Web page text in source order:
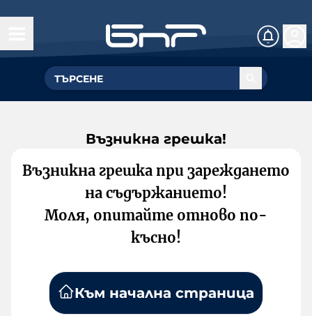
Възникна грешка!
Възникна грешка при зареждането
на съдържанието!
Моля, опитайте отново по-
късно!
Към начална страница